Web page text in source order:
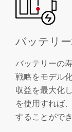
バッテリ
バッテリーの
戦略をモデル
収益を最大化
を使用すれば
することができ